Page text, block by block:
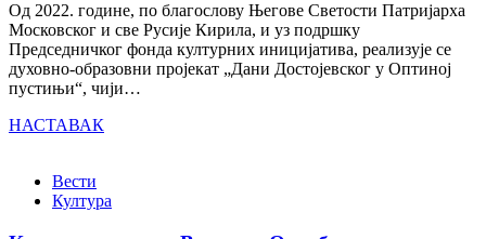
Од 2022. године, по благослову Његове Светости Патријарха
Московског и све Русије Кирила, и уз подршку
Председничког фонда културних иницијатива, реализује се
духовно-образовни пројекат „Дани Достојевског у Оптиној
пустињи“, чији…
НАСТАВАК
Вести
Култура